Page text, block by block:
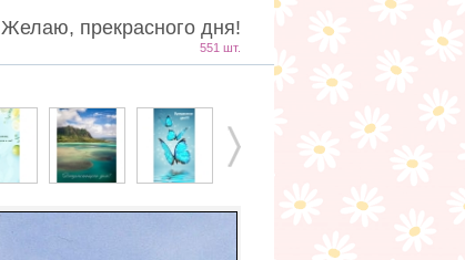
Желаю, прекрасного дня!
551 шт.